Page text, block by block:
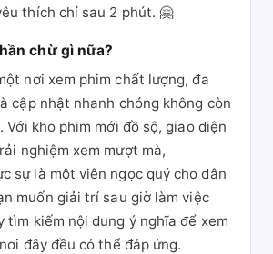
thích chỉ sau 2 phút. 🤗
chừ gì nữa?
nơi xem phim chất lượng, đa
cập nhật nhanh chóng không còn
Với kho phim mới đồ sộ, giao diện
nghiệm xem mượt mà,
sự là một viên ngọc quý cho dân
muốn giải trí sau giờ làm việc
tìm kiếm nội dung ý nghĩa để xem
đây đều có thể đáp ứng.